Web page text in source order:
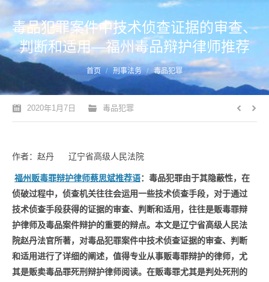
毒品犯罪案件中技术侦查证据的审查、
判断和适用—福州毒品辩护律师推荐
您的位置： 首页 刑事法务 毒品犯罪
2020年1月7日 毒品犯罪
作者：赵丹 辽宁省高级人民法院
福州贩毒罪辩护律师蔡思斌推荐语：毒品犯罪由于其隐蔽性，在
侦破过程中，侦查机关往往会运用一些技术侦查手段，对于通过
技术侦查手段获得的证据的审查、判断和适用，往往是贩毒罪辩
护律师及毒品案件辩护的重要的辩点。本文是辽宁省高级人民法
院赵丹法官所著，对毒品犯罪案件中技术侦查证据的审查、判断
和适用进行了详细的阐述， 值得专业从事贩毒罪辩护的律师，尤
其是贩卖毒品罪死刑辩护律师阅读。 在贩毒罪尤其是判处死刑的